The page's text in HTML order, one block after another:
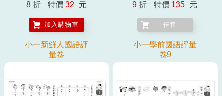
8 折 特價 32 元
加入購物車
9 折 特價 135 元
停售
小一新鮮人國語評
量卷
小一學前國語評量
卷9